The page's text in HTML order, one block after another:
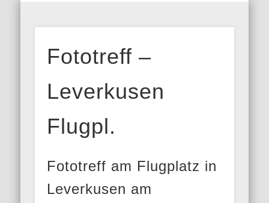
ARFO-
Fotoclub in
Fototreff –
Leverkusen
Flugpl.
Fototreff am Flugplatz in
Leverkusen am